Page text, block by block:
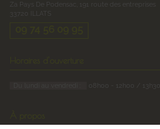
Za Pays De Podensac, 191 route des entreprises
33720
ILLATS
08h00 - 12h00 / 13h30